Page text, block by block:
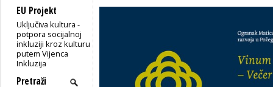
EU Projekt
Uključiva kultura -
potpora socijalnoj
inkluziji kroz kulturu
putem Vijenca
Inkluzija